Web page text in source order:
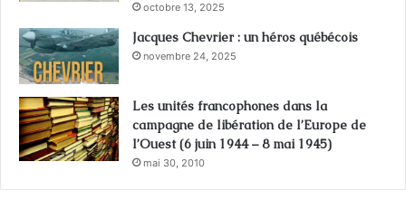
octobre 13, 2025
Jacques Chevrier : un héros québécois
novembre 24, 2025
Les unités francophones dans la
campagne de libération de l’Europe de
l’Ouest (6 juin 1944 – 8 mai 1945)
mai 30, 2010